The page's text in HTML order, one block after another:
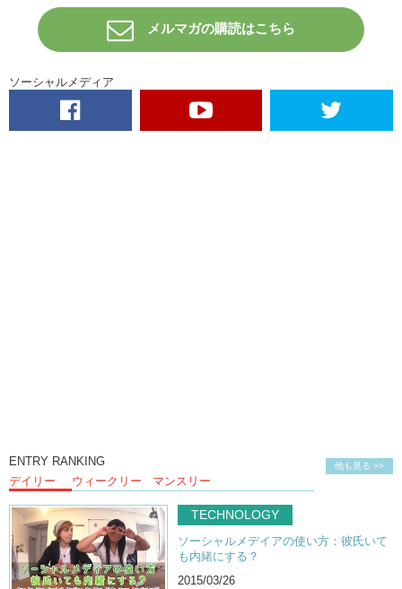
メルマガの購読はこちら
ソーシャルメディア
他も見る >>
ENTRY RANKING
デイリー
ウィークリー マンスリー
TECHNOLOGY
ソーシャルメデイアの使い方：彼氏いて
も内緒にする？
2015/03/26